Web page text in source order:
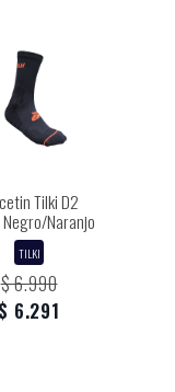
Tilki D2
Naranjo
TILKI
$ 6.990
$ 6.291